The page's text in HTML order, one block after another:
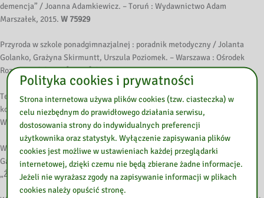
demencja” / Joanna Adamkiewicz. – Toruń : Wydawnictwo Adam
Marszałek, 2015. W 75929
Przyroda w szkole ponadgimnazjalnej : poradnik metodyczny / Jolanta
Golanko, Grażyna Skirmuntt, Urszula Poziomek. – Warszawa : Ośrodek
Rozwoju Edukacji, [2015?].W 75028
Technologie informacyjno-komunikacyjne na lekcjach : przykładowe
konspekty i polecane praktyki / Małgorzata Ostrowska, Danuta Sterna. –
Warszawa : Centrum Edukacji Obywatelskiej, 2015. W 75012, P 75013
W dziką stronę : rozmowy o edukacji w przyrodzie / [red. Agnieszka
Gaszyńska, Gosia Świderek]. – Łódź : Ośrodek Działań Ekologicznych
„Źródła”, 2016.W 76147
Polityka cookies i prywatności
Strona internetowa używa plików cookies (tzw. ciasteczka) w
celu niezbędnym do prawidłowego działania serwisu,
dostosowania strony do indywidualnych preferencji
użytkownika oraz statystyk. Wyłączenie zapisywania plików
cookies jest możliwe w ustawieniach każdej przeglądarki
internetowej, dzięki czemu nie będą zbierane żadne informacje.
Jeżeli nie wyrażasz zgody na zapisywanie informacji w plikach
cookies należy opuścić stronę.